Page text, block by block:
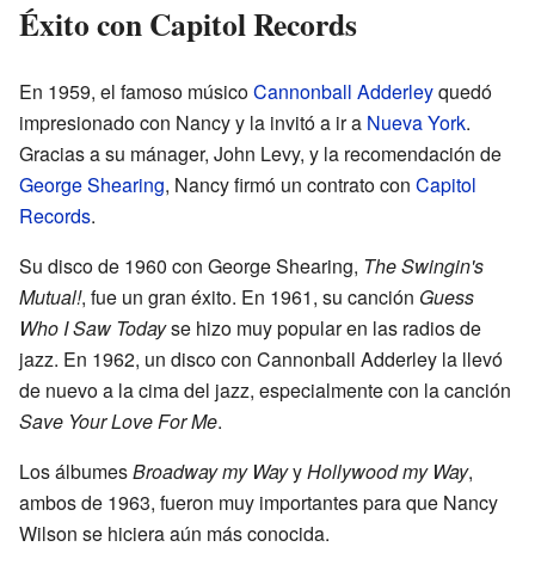
Éxito con Capitol Records
En 1959, el famoso músicoCannonball Adderleyquedó
impresionado con Nancy y la invitó a ir a Nueva York.
Gracias a su mánager, John Levy, y la recomendación de
George Shearing, Nancy firmó un contrato con Capitol
Records.
Su disco de 1960 con George Shearing, The Swingin's
Mutual!, fue un gran éxito. En 1961, su canción Guess
Who I Saw Todayse hizo muy popular en las radios de
jazz. En 1962, un disco con Cannonball Adderley la llevó
de nuevo a la cima del jazz, especialmente con la canción
Save Your Love For Me.
Los álbumesBroadway my WayyHollywood my Way,
ambos de 1963, fueron muy importantes para que Nancy
Wilson se hiciera aún más conocida.